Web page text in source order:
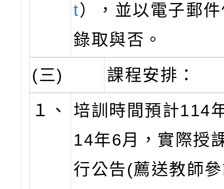
t），並以電子郵
錄取與否。
(三)
課程安排：
１、
培訓時間預計114
14年6月，實際授
行公告(薦送教師